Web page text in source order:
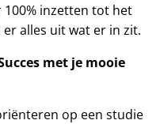
inzetten tot het
alles uit wat er in zit.
met je mooie
op een studie